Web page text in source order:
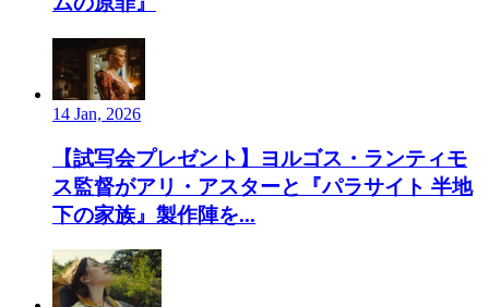
14 Jan, 2026
【試写会プレゼント】ヨルゴス・ランティモ
ス監督がアリ・アスターと『パラサイト 半地
下の家族』製作陣を...